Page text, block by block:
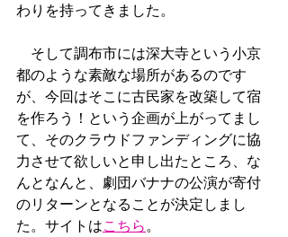
わりを持ってきました。
そして調布市には深大寺という小京
都のような素敵な場所があるのです
が、今回はそこに古民家を改築して宿
を作ろう！という企画が上がってまし
て、そのクラウドファンディングに協
力させて欲しいと申し出たところ、な
んとなんと、劇団バナナの公演が寄付
のリターンとなることが決定しまし
た。サイトはこちら。